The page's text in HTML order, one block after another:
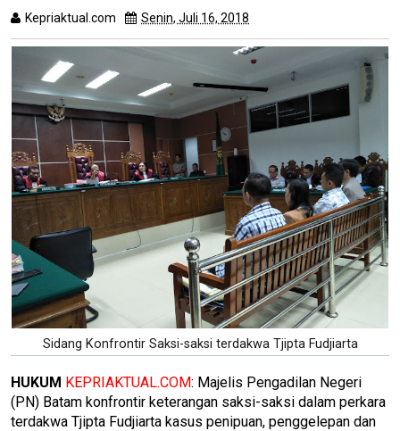
Kepriaktual.com Senin, Juli 16, 2018
Sidang Konfrontir Saksi-saksi terdakwa Tjipta Fudjiarta
HUKUM KEPRIAKTUAL.COM: Majelis Pengadilan Negeri
(PN) Batam konfrontir keterangan saksi-saksi dalam perkara
terdakwa Tjipta Fudjiarta kasus penipuan, penggelepan dan